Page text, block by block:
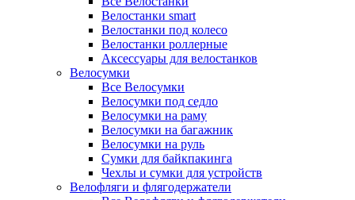
Велостанки smart
Велостанки под колесо
Велостанки роллерные
Аксессуары для велостанков
Велосумки
Все Велосумки
Велосумки под седло
Велосумки на раму
Велосумки на багажник
Велосумки на руль
Сумки для байкпакинга
Чехлы и сумки для устройств
Велофляги и флягодержатели